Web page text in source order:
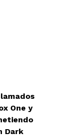
One y
Dark